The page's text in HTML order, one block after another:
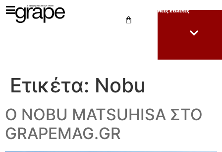
Νέες Ετικέτες
Ετικέτα: Nobu
Ο NOBU MATSUHISA ΣΤΟ
GRAPEMAG.GR